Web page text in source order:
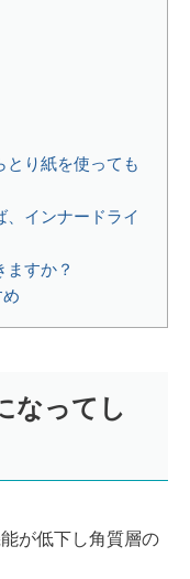
とり紙を使っても
、インナードライ
すか？
なってし
が低下し角質層の